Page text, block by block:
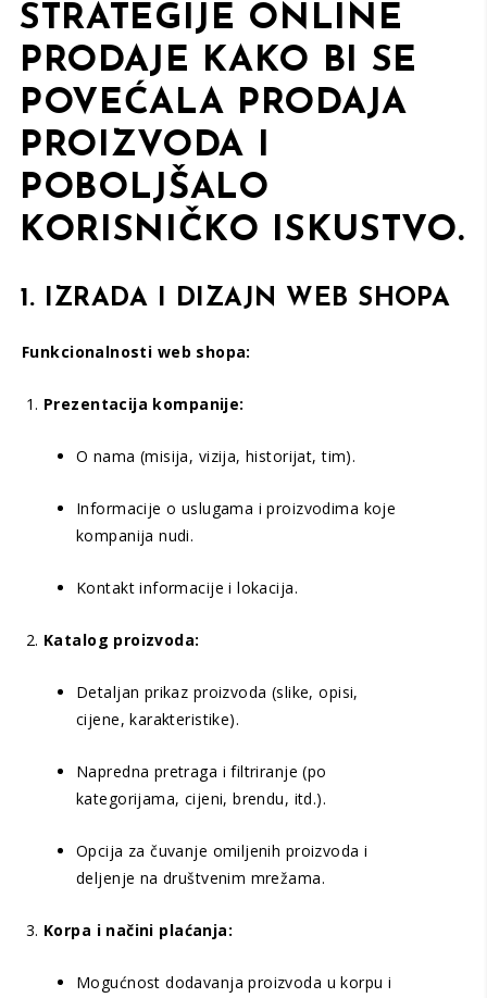
STRATEGIJE ONLINE
PRODAJE KAKO BI SE
POVEĆALA PRODAJA
PROIZVODA I
POBOLJŠALO
KORISNIČKO ISKUSTVO.
1. IZRADA I DIZAJN WEB SHOPA
Funkcionalnosti web shopa:
Prezentacija kompanije:
O nama (misija, vizija, historijat, tim).
Informacije o uslugama i proizvodima koje
kompanija nudi.
Kontakt informacije i lokacija.
Katalog proizvoda:
Detaljan prikaz proizvoda (slike, opisi,
cijene, karakteristike).
Napredna pretraga i filtriranje (po
kategorijama, cijeni, brendu, itd.).
Opcija za čuvanje omiljenih proizvoda i
deljenje na društvenim mrežama.
Korpa i načini plaćanja:
Mogućnost dodavanja proizvoda u korpu i